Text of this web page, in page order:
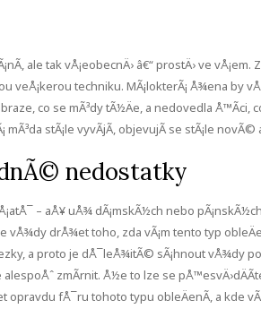
ale tak vÅ¡eobecnÄ› â€“ prostÄ› ve vÅ¡em.
veÅ¡kerou techniku. MÃ¡lokterÃ¡ Å¾ena by
co se mÃ³dy tÃ½Äe, a nedovedla Å™Ã­ci,
mÃ³da stÃ¡le vyvÃ­jÃ­, objevujÃ­ se stÃ¡le
nedostatky
– aÅ¥ uÅ¾ dÃ¡mskÃ½ch nebo
vÅ¾dy drÅ¾et toho, zda vÃ¡m tento typ
a proto je dÅ¯leÅ¾itÃ© sÃ¡hnout vÅ¾dy
zmÃ­rnit. Å½e to lze se
fÅ¯ru tohoto typu obleÄenÃ­, a kde